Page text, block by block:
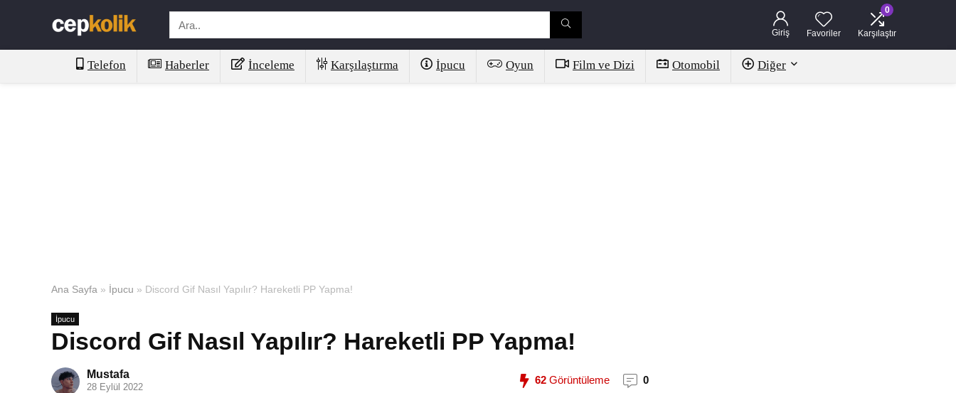
Giriş Favoriler
0
Karşılaştır
Telefon Haberler İnceleme Karşılaştırma İpucu Oyun Film ve Dizi Otomobil Diğer
Ana Sayfa » İpucu » Discord Gif Nasıl Yapılır? Hareketli PP Yapma!
İpucu
Discord Gif Nasıl Yapılır? Hareketli PP Yapma!
Mustafa
28 Eylül 2022
62 Görüntüleme 0